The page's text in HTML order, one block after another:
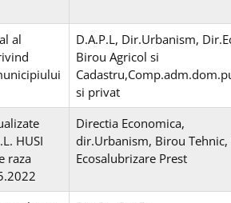
al
D.A.P.L, Dir.Urbanism,
Birou Agricol si
si privat
HUSI
raza
Directia Economica,
dir.Urbanism, Birou Tehnic,
Ecosalubrizare Prest